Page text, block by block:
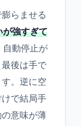
らませる
が強すぎて
自動停止が
後は手で
。逆に空
で結局手
意味が薄